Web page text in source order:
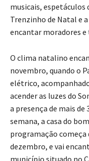
musicais,
Trenzinho de Natal e
encantar moradores e
O clima natalino
novembro, quando o
elétrico,
acender as luzes do
a presença de mais
semana, a casa do
programação começa
dezembro, e vai